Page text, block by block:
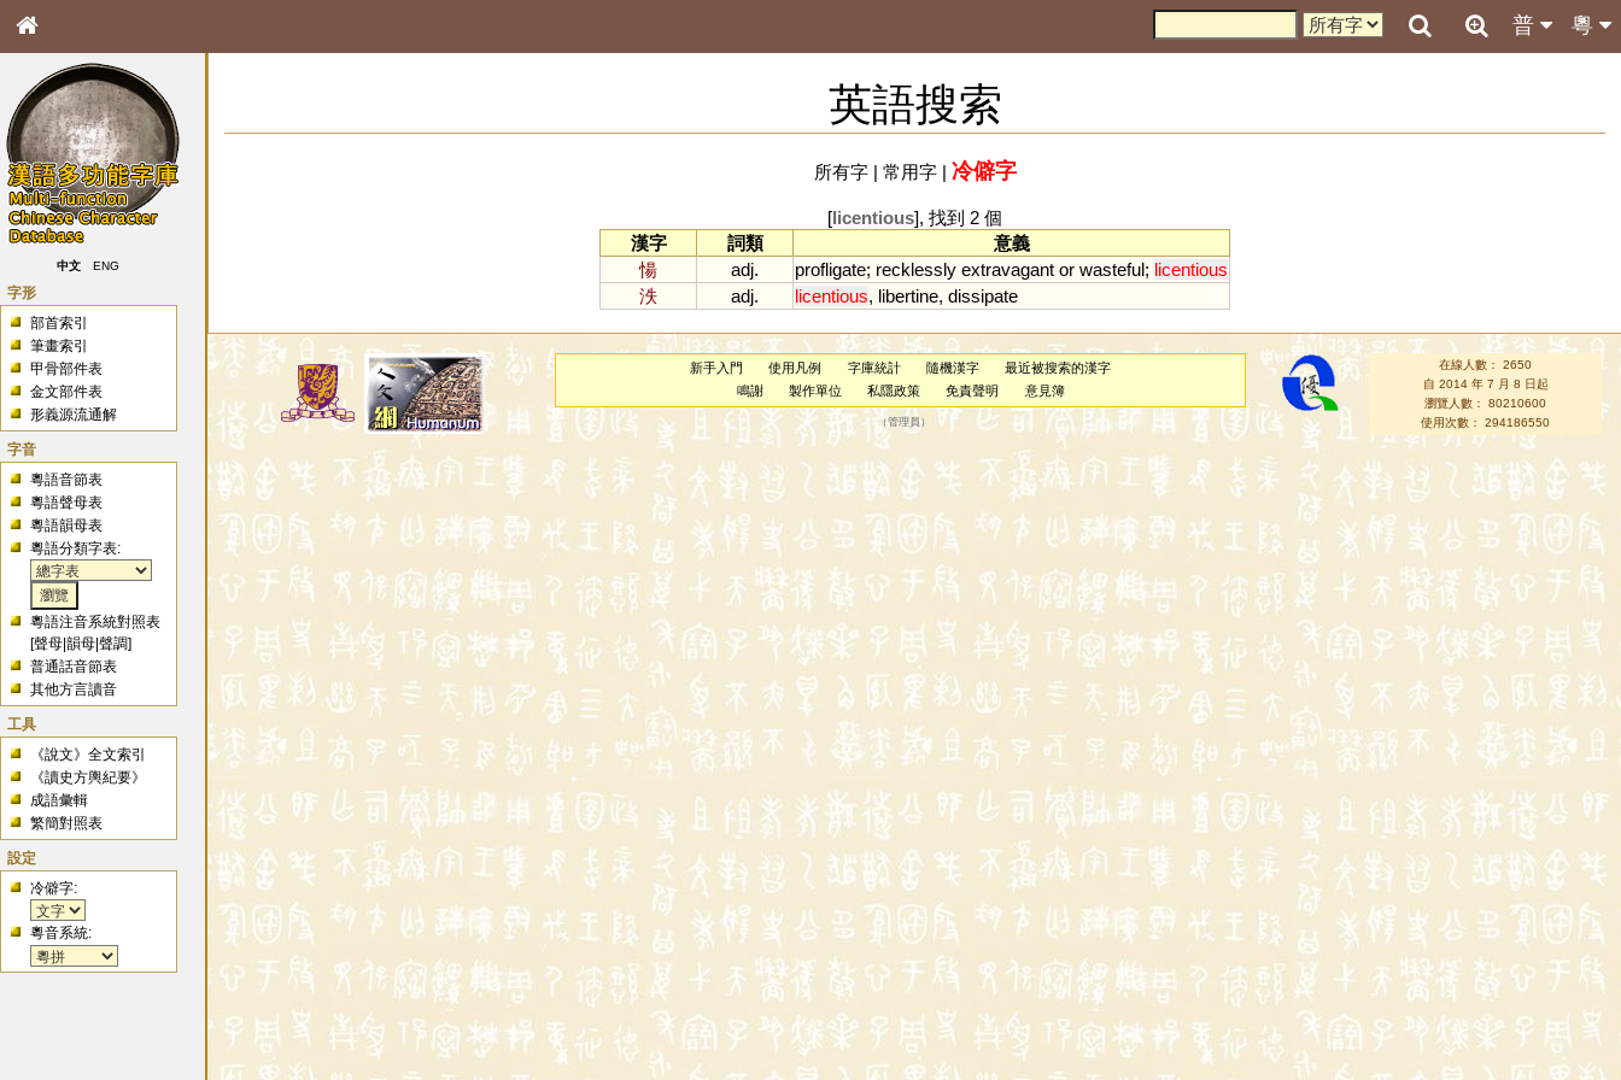
粵
普
中文 ENG
字形
部首索引
筆畫索引
甲骨部件表
金文部件表
形義源流通解
字音
粵語音節表
粵語聲母表
粵語韻母表
粵語分類字表:
粵語注音系統對照表
[聲母 |韻母 |聲調]
普通話音節表
其他方言讀音
工具
《說文》全文索引
《讀史方輿紀要》
成語彙輯
繁簡對照表
設定
冷僻字:
粵音系統:
英語搜索
所有字| 常用字| 冷僻字
[licentious], 找到 2 個
漢字
詞類
意義
愓
adj. profligate; recklessly extravagant or wasteful; licentious
泆
adj. licentious, libertine, dissipate
新手入門 使用凡例 字庫統計 隨機漢字
最近被搜索的漢字
鳴謝
製作單位 私隱政策 免責聲明 意見簿
（管理員 ）
在線人數： 2650
自 2014 年 7 月 8 日起
瀏覽人數： 80210600
使用次數： 294186550